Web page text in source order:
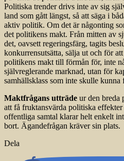
Politiska trender drivs inte av sig
land som gått längst, så att säga i
aktiv politik. Om det är någonting
det politikens makt. Från mitten av
det, oavsett regeringsfärg, tagits
konkurrensutsätta, sälja ut och för
politikens makt till förmån för, inte
självreglerande marknad, utan för
samhällsklass som inte skulle
Maktfrågans utträde ur den breda
att få fruktansvärda politiska
offentliga samtal klarar helt enkelt
bort. Ägandefrågan kräver sin plats.
Dela